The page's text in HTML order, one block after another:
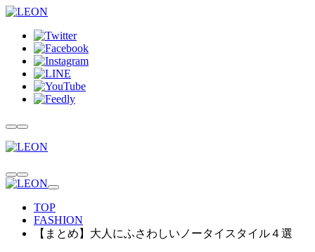
TOP
FASHION
【まとめ】大人にふさわしいノータイスタイル４選